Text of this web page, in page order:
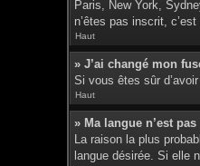
Paris, New York,
n’êtes pas inscrit,
Haut
» J’ai changé mon
Si vous êtes sûr
Haut
» Ma langue n’est
La raison la plus
langue désirée. Si elle